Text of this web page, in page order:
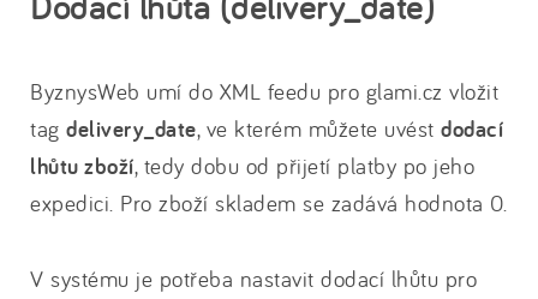
ByznysWeb umí do XML feedu pro glami.cz vložit
tag delivery_date, ve kterém můžete uvést dodací
lhůtu zboží, tedy dobu od přijetí platby po jeho
expedici. Pro zboží skladem se zadává hodnota 0.
V systému je potřeba nastavit dodací lhůtu pro